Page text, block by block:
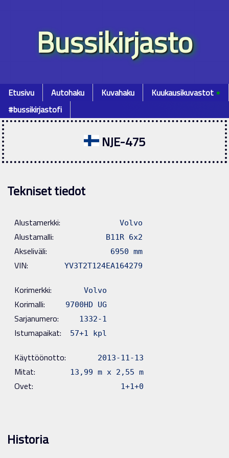
Bussikirjasto
Etusivu Autohaku Kuvahaku Kuukausikuvastot٭
#bussikirjastofi
NJE-475
Tekniset tiedot
Alustamerkki: Volvo
Alustamalli: B11R 6x2
Akseliväli: 6950 mm
VIN: YV3T2T124EA164279
Korimerkki: Volvo
Korimalli: 9700HD UG
Sarjanumero: 1332-1
Istumapaikat: 57+1 kpl
Käyttöönotto: 2013-11-13
Mitat: 13,99 m x 2,55 m
Ovet: 1+1+0
Historia